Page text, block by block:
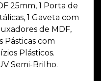
25mm, 1 Porta de
1 Gaveta com
de MDF,
Pásticas com
Plásticos.
Semi-Brilho.